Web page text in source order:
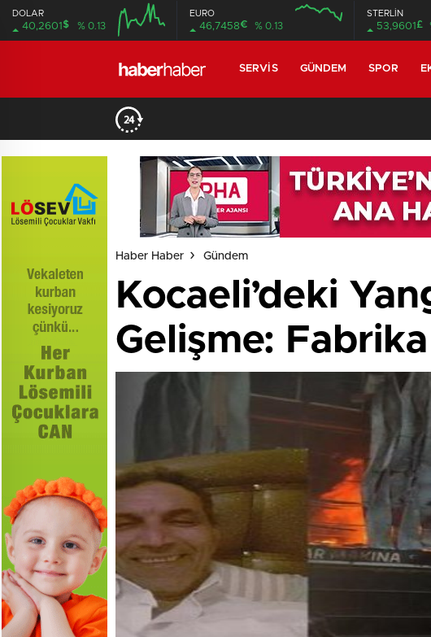
DOLAR
40,2601 $ % 0.13
EURO
46,7458€ % 0.13
STERLİN
53,9601 £
SERVIS GÜNDEM SPOR
Haber Haber Gündem
Kocaeli’deki
Gelişme: